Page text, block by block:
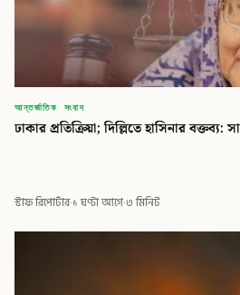
আন্তর্জাতিক সংবাদ
ঢাকার প্রতিক্রিয়া; দিল্লিতে হাসিনার বক্তব্য:
স্টাফ রিপোর্টার·১ ঘণ্টা আগে·৩ মিনিট